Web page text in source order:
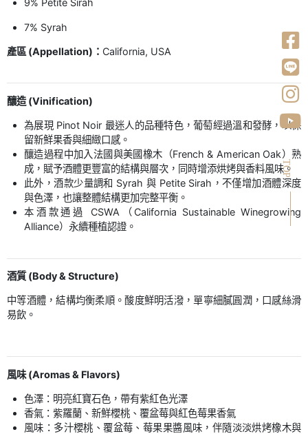
9% Petite Sirah
7% Syrah
產區 (Appellation)： California, USA
釀造 (Vinification)
為展現 Pinot Noir 最迷人的品種特色，葡萄經過溫和發酵，以保
留新鮮果香與細緻口感。
釀造過程中加入法國與美國橡木（French & American Oak）熟
成，賦予酒體更豐富的結構與層次，同時增添烘烤與香料風味。
此外，酒款少量調和 Syrah 與 Petite Sirah，不僅增加酒體深度
與色澤，也讓整體結構更加完整平衡。
本酒款通過 CSWA（California Sustainable Winegrowing
Alliance）永續種植認證。
酒質 (Body & Structure)
中等酒體，結構均衡柔順。酸度鮮明活潑，單寧細膩圓潤，口感絲滑
易飲。
風味 (Aromas & Flavors)
色澤：明亮紅寶石色，帶有紫紅色光澤
香氣：紫羅蘭、新鮮櫻桃、覆盆莓與紅色莓果香氣
風味：多汁櫻桃、覆盆莓、莓果果醬風味，伴隨淡淡烘烤橡木與
TOP